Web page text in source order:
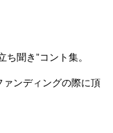
聞き”コント集。
ァンディングの際に頂